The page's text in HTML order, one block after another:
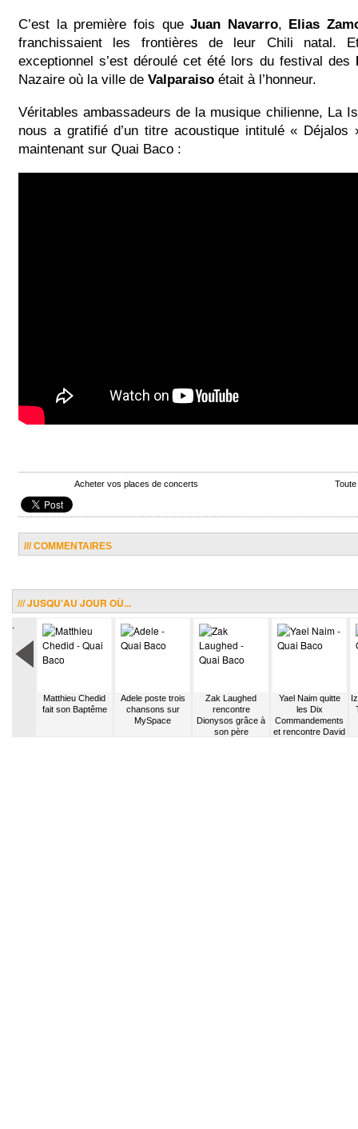
C’est la première fois queJuan Navarro, Elias
franchissaient les frontières de leur Chili natal.
exceptionnel s’est déroulé cet été lors du festival des
Nazaire où la ville de Valparaiso était à l’honneur.
Véritables ambassadeurs de la musique chilienne, La
nous a gratifié d’un titre acoustique intitulé « Déjalos
maintenant sur Quai Baco :
Acheter vos places de concerts
/// COMMENTAIRES
/// JUSQU'AU JOUR OÙ...
.
Matthieu Chedid
fait son Baptême
Adele poste trois
chansons sur
MySpace
Zak Laughed
rencontre
Dionysos grâce à
son père
Yael Naim quitte
les Dix
Commandements
et rencontre David